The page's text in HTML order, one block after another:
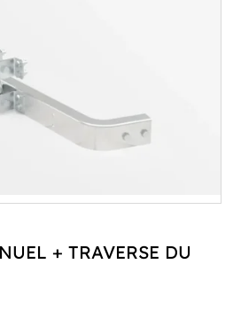
+ TRAVERSE DU